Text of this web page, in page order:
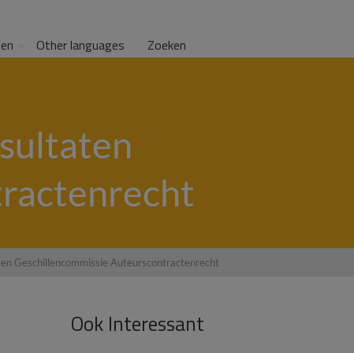
Other languages Zoeken
Geschillencommissie Auteurscontractenrecht
Ook Interessant